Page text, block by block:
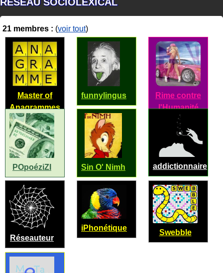
21 membres : (voir tout)
Master of
Anagrammes
funnylingus
Rime contre
l'Humanité
POpoéziZI Sin O' Nimh addictionnaire
Réseauteur
iPhonétique Swebble